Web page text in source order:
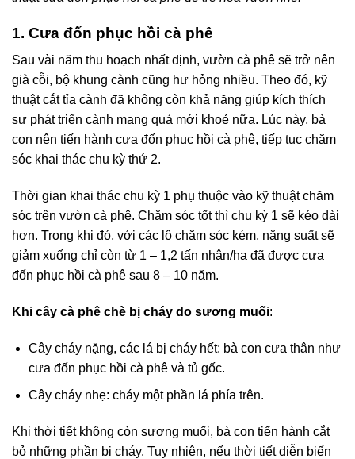
1. Cưa đốn phục hồi cà phê
Sau vài năm thu hoạch nhất định, vườn cà phê sẽ trở nên
già cỗi, bộ khung cành cũng hư hỏng nhiều. Theo đó, kỹ
thuật cắt tỉa cành đã không còn khả năng giúp kích thích
sự phát triển cành mang quả mới khoẻ nữa. Lúc này, bà
con nên tiến hành cưa đốn phục hồi cà phê, tiếp tục chăm
sóc khai thác chu kỳ thứ 2.
Thời gian khai thác chu kỳ 1 phụ thuộc vào kỹ thuật chăm
sóc trên vườn cà phê. Chăm sóc tốt thì chu kỳ 1 sẽ kéo dài
hơn. Trong khi đó, với các lô chăm sóc kém, năng suất sẽ
giảm xuống chỉ còn từ 1 – 1,2 tấn nhân/ha đã được cưa
đốn phục hồi cà phê sau 8 – 10 năm.
Khi cây cà phê chè bị cháy do sương muối:
Cây cháy nặng, các lá bị cháy hết: bà con cưa thân như
cưa đốn phục hồi cà phê và tủ gốc.
Cây cháy nhẹ: cháy một phần lá phía trên.
Khi thời tiết không còn sương muối, bà con tiến hành cắt
bỏ những phần bị cháy. Tuy nhiên, nếu thời tiết diễn biến